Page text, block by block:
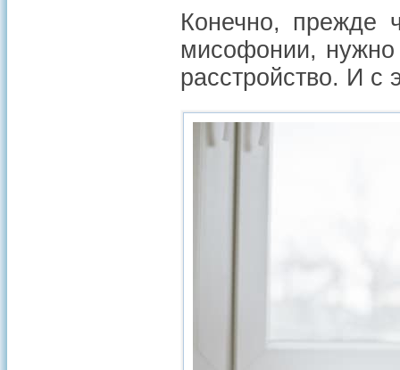
Конечно, прежде
мисофонии, нужно
расстройство. И с